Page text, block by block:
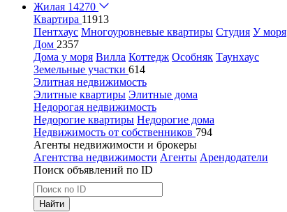
Жилая 14270
Квартира 11913
Пентхаус Многоуровневые квартиры Студия У моря
Дом 2357
Дома у моря Вилла Коттедж Особняк Таунхаус
Земельные участки 614
Элитная недвижимость
Элитные квартиры Элитные дома
Недорогая недвижимость
Недорогие квартиры Недорогие дома
Недвижимость от собственников 794
Агенты недвижимости и брокеры
Агентства недвижимости Агенты Арендодатели
Поиск объявлений по ID
Найти